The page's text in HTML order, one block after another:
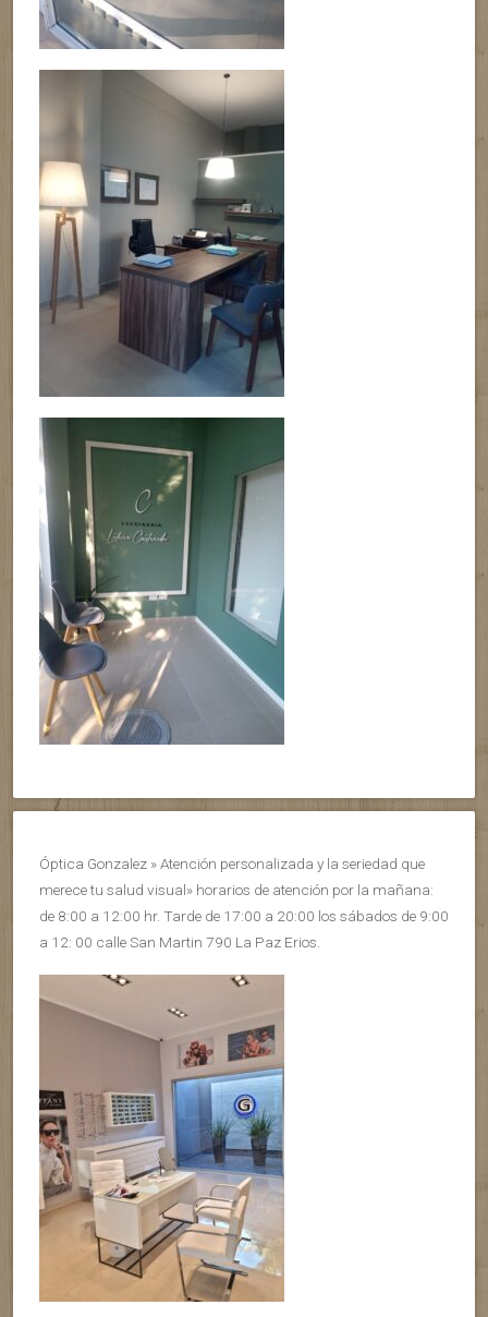
Óptica Gonzalez » Atención personalizada y la seriedad que
merece tu salud visual» horarios de atención por la mañana:
de 8:00 a 12:00 hr. Tarde de 17:00 a 20:00 los sábados de 9:00
a 12: 00 calle San Martin 790 La Paz Erios.